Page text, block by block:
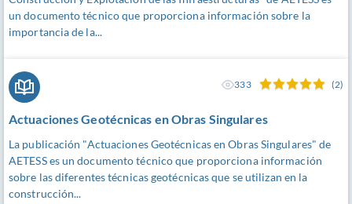
un documento técnico que proporciona información sobre la
importancia de la...
Actuaciones Geotécnicas en Obras Singulares
La publicación "Actuaciones Geotécnicas en Obras Singulares" de
AETESS es un documento técnico que proporciona información
sobre las diferentes técnicas geotécnicas que se utilizan en la
construcción...
333 (2)